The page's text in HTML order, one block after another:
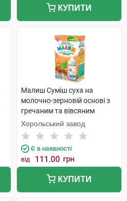
КУПИТИ
Малиш Суміш суха на
молочно-зерновій основі з
гречаним та вівсяним
борошном від 6 місяців 350 г
1 коробка
Хорольський завод
Є в наявності
від 111.00 грн
КУПИТИ